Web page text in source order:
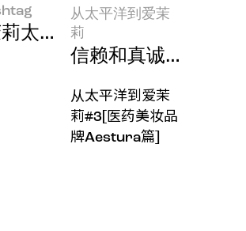
太平洋防脱发科学品牌“
从太平洋到爱茉
莉
信赖和真诚？那是
从太平洋到爱茉
莉#3[医药美妆品
牌Aestura篇]